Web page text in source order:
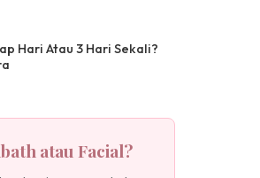
Hari Atau 3 Hari Sekali?
atau Facial?